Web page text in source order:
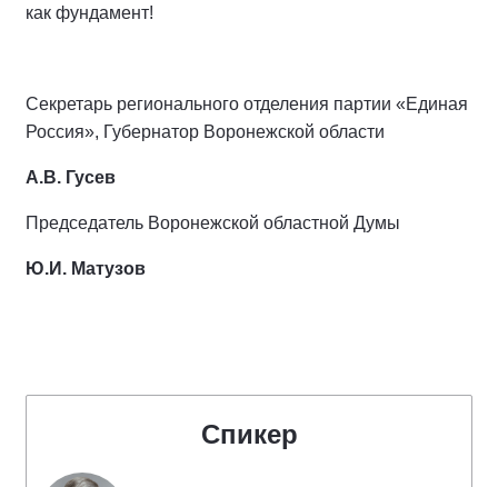
как фундамент!
Секретарь регионального отделения партии «Единая
Россия», Губернатор Воронежской области
А.В. Гусев
Председатель Воронежской областной Думы
Ю.И. Матузов
Спикер